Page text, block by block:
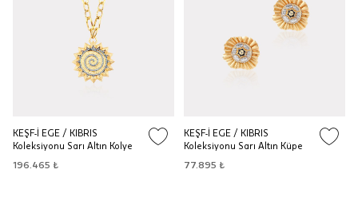
KEŞF-İ EGE / KIBRIS
Koleksiyonu Sarı Altın Kolye
196.465 ₺
KEŞF-İ EGE / KIBRIS
Koleksiyonu Sarı Altın Küpe
77.895 ₺